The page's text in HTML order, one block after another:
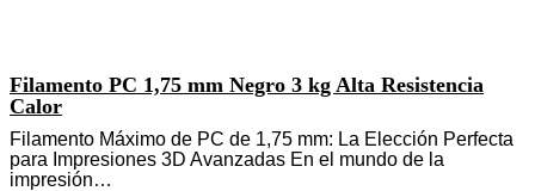
Filamento PC 1,75 mm Negro 3 kg Alta Resistencia
Calor
Filamento Máximo de PC de 1,75 mm: La Elección Perfecta
para Impresiones 3D Avanzadas En el mundo de la
impresión…